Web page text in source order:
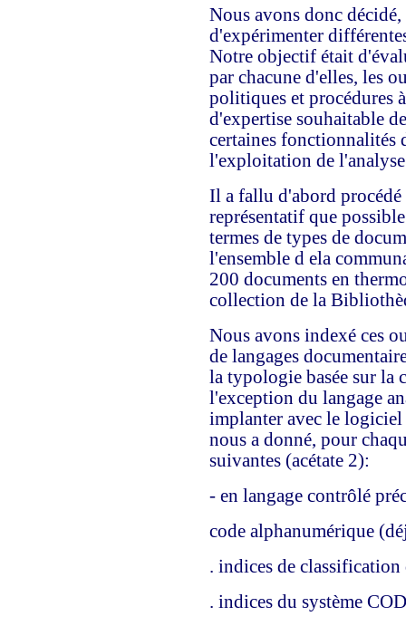
Nous avons donc
d'expérimenter
Notre objectif était
par chacune d'elles, les
politiques et procédures
d'expertise souhaitable
certaines fonctionnalités
l'exploitation de
Il a fallu d'abord
représentatif que
termes de types de
l'ensemble d ela
200 documents en
collection de la
Nous avons indexé ces
de langages
la typologie basée sur la
l'exception du langage
implanter avec le logiciel
nous a donné, pour
suivantes (acétate 2):
- en langage contrôlé
code alphanumérique
. indices de
. indices du système